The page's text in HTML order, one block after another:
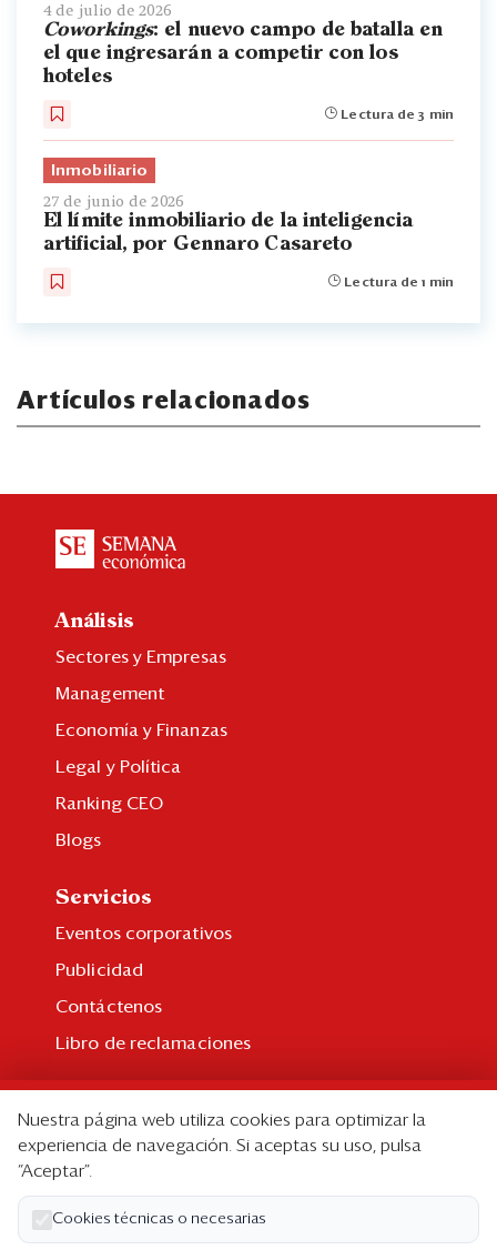
4 de julio de 2026
Coworkings: el nuevo campo de batalla en
el que ingresarán a competir con los
hoteles
Lectura de 3 min
Inmobiliario
27 de junio de 2026
El límite inmobiliario de la inteligencia
artificial, por Gennaro Casareto
Lectura de 1 min
Artículos relacionados
Análisis
Sectores y Empresas
Management
Economía y Finanzas
Legal y Política
Ranking CEO
Blogs
Servicios
Eventos corporativos
Publicidad
Contáctenos
Libro de reclamaciones
Suscripción individual
Paquetes corporativos
Edición Impresa
Nuestra página web utiliza cookies para optimizar la
experiencia de navegación. Si aceptas su uso, pulsa
“Aceptar”.
Cookies técnicas o necesarias